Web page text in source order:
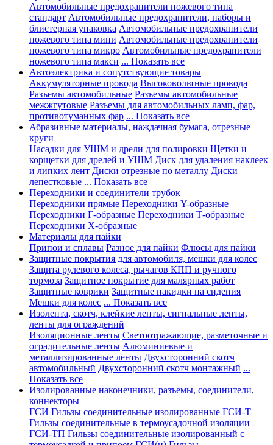
Автомобильные предохранители ножевого типа
стандарт Автомобильные предохранители, наборы и
блистерная упаковка Автомобильные предохранители
ножевого типа мини Автомобильные предохранители
ножевого типа микро Автомобильные предохранители
ножевого типа макси ... Показать все
Автоэлектрика и сопутствующие товары
Аккумуляторные провода Высоковольтные провода
Разъемы автомобильные Разъемы автомобильные
межжгутовые Разъемы для автомобильных ламп, фар,
противотуманных фар ... Показать все
Абразивные материалы, наждачная бумага, отрезные
круги
Насадки для УШМ и дрели для полировки Щетки и
корщетки для дрелей и УШМ Диск для удаления наклеек
и липких лент Диски отрезные по металлу Диски
лепестковые ... Показать все
Переходники и соединители трубок
Переходники прямые Переходники Y-образные
Переходники Г-образные Переходники Т-образные
Переходники Х-образные
Материалы для пайки
Припои и сплавы Разное для пайки Флюсы для пайки
Защитные покрытия для автомобиля, мешки для колес
Защита рулевого колеса, рычагов КПП и ручного
тормоза Защитное покрытие для малярных работ
Защитные коврики Защитные накидки на сидения
Мешки для колес ... Показать все
Изолента, скотч, клейкие ленты, сигнальные ленты,
ленты для ограждений
Изоляционные ленты Светоотражающие, разметочные и
оградительные ленты Алюминиевые и
металлизированные ленты Двухсторонний скотч
автомобильный Двухсторонний скотч монтажный ...
Показать все
Изолированные наконечники, разъемы, соединители,
коннекторы
ГСИ Гильзы соединительные изолированные ГСИ-Т
Гильзы соединительные в термоусадочной изоляции
ГСИ-ТП Гильзы соединительные изолированный с